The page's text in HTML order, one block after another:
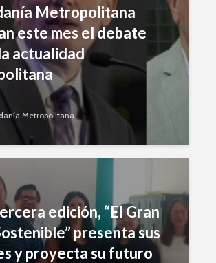
Metropolitana
este mes el debate
actualidad
Metropolitana
edición, “El Gran
presenta sus
y proyecta su futuro